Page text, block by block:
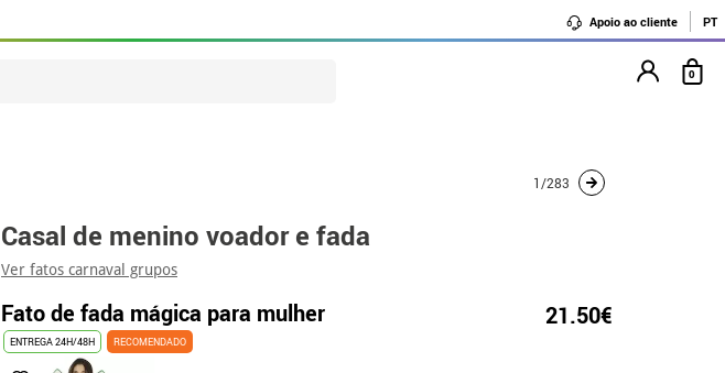
Apoio ao cliente PT
0
1/283
Casal de menino voador e fada
Ver fatos carnaval grupos
Fato de fada mágica para mulher 21.50€
ENTREGA 24H/48H RECOMENDADO